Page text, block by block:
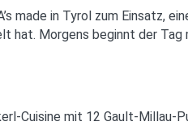
made in Tyrol zum Einsatz,
hat. Morgens beginnt der Tag
Cuisine mit 12 Gault-Millau-